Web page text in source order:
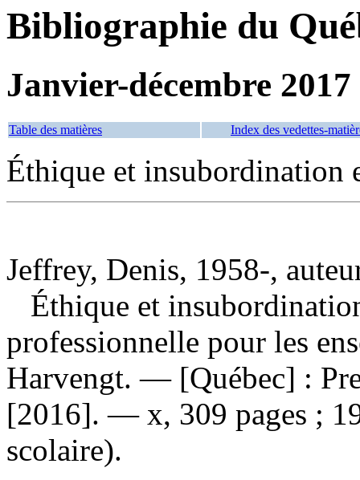
Bibliographie du
Janvier-décembre 2017
Table des matières Index des vedettes-
Éthique et insubordination
Jeffrey, Denis, 1958-,
Éthique et
professionnelle pour les
Harvengt. — [Québec] :
[2016]. — x, 309 pages ;
scolaire).